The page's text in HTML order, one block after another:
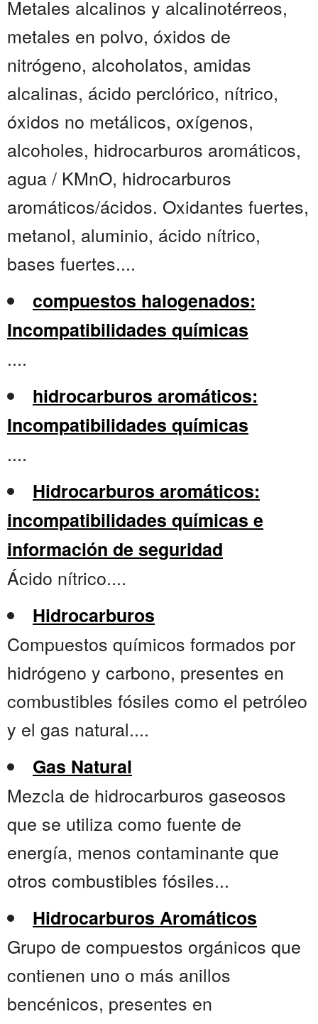
Metales alcalinos y alcalinotérreos,
metales en polvo, óxidos de
nitrógeno, alcoholatos, amidas
alcalinas, ácido perclórico, nítrico,
óxidos no metálicos, oxígenos,
alcoholes, hidrocarburos aromáticos,
agua / KMnO, hidrocarburos
aromáticos/ácidos. Oxidantes fuertes,
metanol, aluminio, ácido nítrico,
bases fuertes....
compuestos halogenados:
Incompatibilidades químicas
....
hidrocarburos aromáticos:
Incompatibilidades químicas
....
Hidrocarburos aromáticos:
incompatibilidades químicas e
información de seguridad
Ácido nítrico....
Hidrocarburos
Compuestos químicos formados por
hidrógeno y carbono, presentes en
combustibles fósiles como el petróleo
y el gas natural....
Gas Natural
Mezcla de hidrocarburos gaseosos
que se utiliza como fuente de
energía, menos contaminante que
otros combustibles fósiles...
Hidrocarburos Aromáticos
Grupo de compuestos orgánicos que
contienen uno o más anillos
bencénicos, presentes en